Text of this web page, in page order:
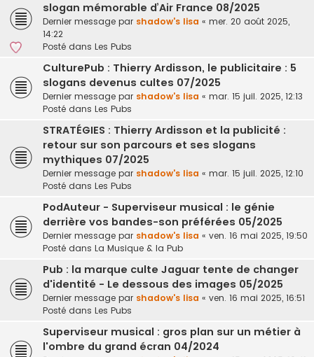
slogan mémorable d’Air France 08/2025
Dernier message par shadow's lisa « mer. 20 août 2025,
14:22
Posté dans Les Pubs
CulturePub : Thierry Ardisson, le publicitaire : 5
slogans devenus cultes 07/2025
Dernier message par shadow's lisa « mar. 15 juil. 2025, 12:13
Posté dans Les Pubs
STRATÉGIES : Thierry Ardisson et la publicité :
retour sur son parcours et ses slogans
mythiques 07/2025
Dernier message par shadow's lisa « mar. 15 juil. 2025, 12:10
Posté dans Les Pubs
PodAuteur - Superviseur musical : le génie
derrière vos bandes-son préférées 05/2025
Dernier message par shadow's lisa « ven. 16 mai 2025, 19:50
Posté dans La Musique & la Pub
Pub : la marque culte Jaguar tente de changer
d'identité - Le dessous des images 05/2025
Dernier message par shadow's lisa « ven. 16 mai 2025, 16:51
Posté dans Les Pubs
Superviseur musical : gros plan sur un métier à
l'ombre du grand écran 04/2024